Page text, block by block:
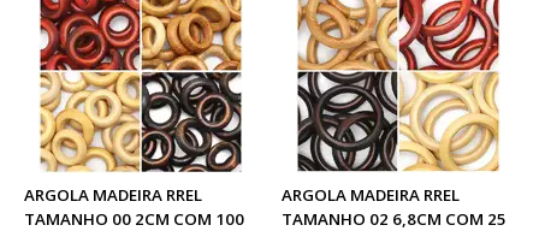
ARGOLA MADEIRA RREL
TAMANHO 00 2CM COM 100
ARGOLA MADEIRA RREL
TAMANHO 02 6,8CM COM 25